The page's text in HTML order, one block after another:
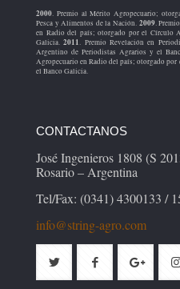
2000. Premio al Mérito Agropecuario;
Pesca y Alimentos de la Nación. 2009.
en Radio del país; otorgado por el Círculo
Galicia.2011. Premio Revelación en
Argentino de Periodistas Agrarios y el
Agropecuario en Radio del país; otorgado
el Banco Galicia.
CONTACTANOS
José Ingenieros 1808 (S
Rosario – Argentina
Tel/Fax: (0341) 4300133 /
info@string-agro.com